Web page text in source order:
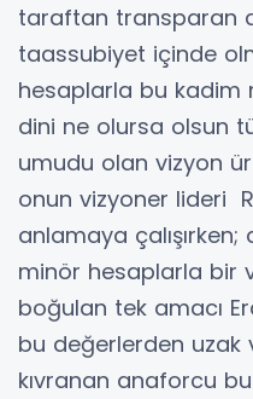
taraftan transparan
taassubiyet içinde
hesaplarla bu kadim
dini ne olursa olsun
umudu olan vizyon
onun vizyoner lideri
anlamaya
minör hesaplarla bir
boğulan tek amacı
bu değerlerden uzak
kıvranan anaforcu